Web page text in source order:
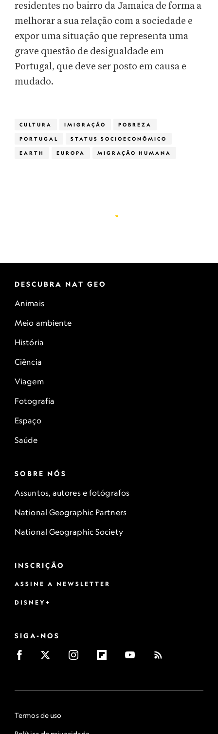
residentes no bairro da Jamaica de forma a
melhorar a sua relação com a sociedade e
expor uma situação que representa uma
grave questão de desigualdade em
Portugal, que deve ser posto em causa e
mudado.
CULTURA IMIGRAÇÃO POBREZA
PORTUGAL STATUS SOCIOECONÔMICO
EARTH EUROPA MIGRAÇÃO HUMANA
DESCUBRA NAT GEO
Animais
Meio ambiente
História
Ciência
Viagem
Fotografia
Espaço
Saúde
SOBRE NÓS
Assuntos, autores e fotógrafos
National Geographic Partners
National Geographic Society
INSCRIÇÃO
ASSINE A NEWSLETTER
DISNEY+
SIGA-NOS
Termos de uso